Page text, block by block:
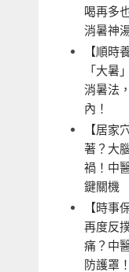
喝再多
消暑神
【順時
「大暑
消暑法
內！
【居家
著？大
禍！中
鍵關機
【時事
再度反
痛？中
防護罩！